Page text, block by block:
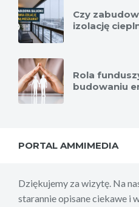
Czy
izolację
Rola
budowaniu
PORTAL AMMIMEDIA
Dziękujemy za wizytę. Na
starannie opisane ciekawe i